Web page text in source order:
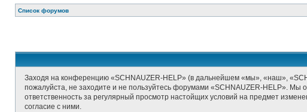
Список форумов
Заходя на конференцию «SCHNAUZER-HELP» (в дальнейшем «мы», «наш»,
пожалуйста, не заходите и не пользуйтесь форумами «SCHNAUZER-HELP». Мы
ответственность за регулярный просмотр настойщих условий на предмет
согласие с ними.